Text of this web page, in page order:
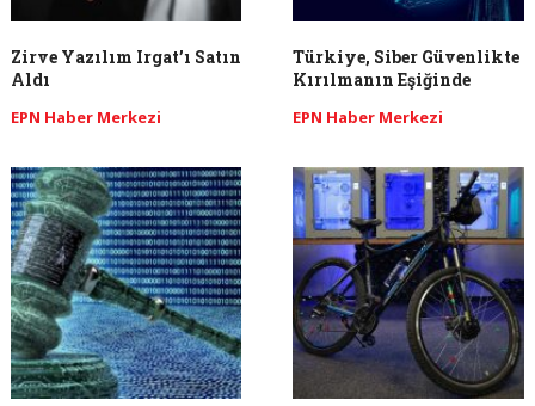
Zirve Yazılım Irgat’ı Satın
Aldı
EPN Haber Merkezi
Türkiye, Siber Güvenlikte
Kırılmanın Eşiğinde
EPN Haber Merkezi